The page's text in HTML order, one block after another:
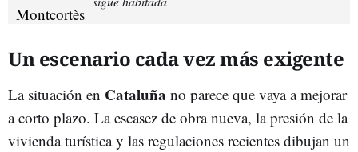
Un escenario cada vez más exigente
La situación en Cataluña no parece que vaya a mejorar
a corto plazo. La escasez de obra nueva, la presión de la
vivienda turística y las regulaciones recientes dibujan un